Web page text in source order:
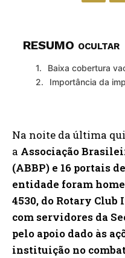
RESUMO OCULTAR
Baixa cobertura
Importância da
Na noite da última
a Associação
(ABBP) e 16 portais
entidade foram
4530, do Rotary
com servidores da
pelo apoio dado às
instituição no